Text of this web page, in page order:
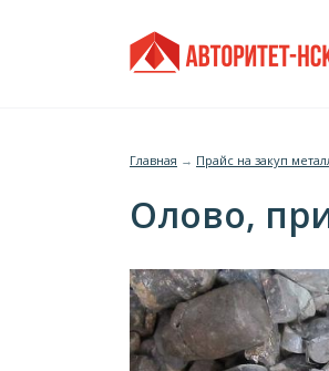
Вы
здесь
Главная → Прайс на закуп
Олово,